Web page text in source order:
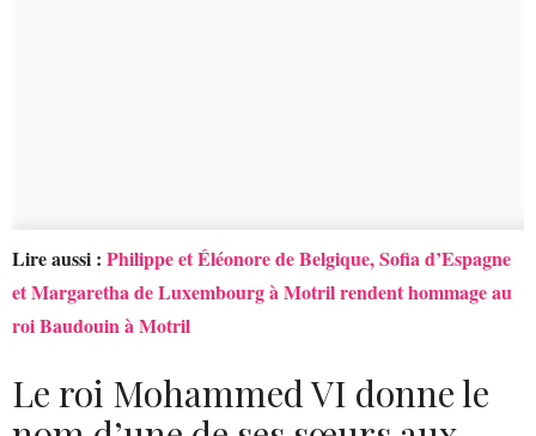
Lire aussi : Philippe et Éléonore de Belgique, Sofia d’Espagne
et Margaretha de Luxembourg à Motril rendent hommage au
roi Baudouin à Motril
Le roi Mohammed VI donne le